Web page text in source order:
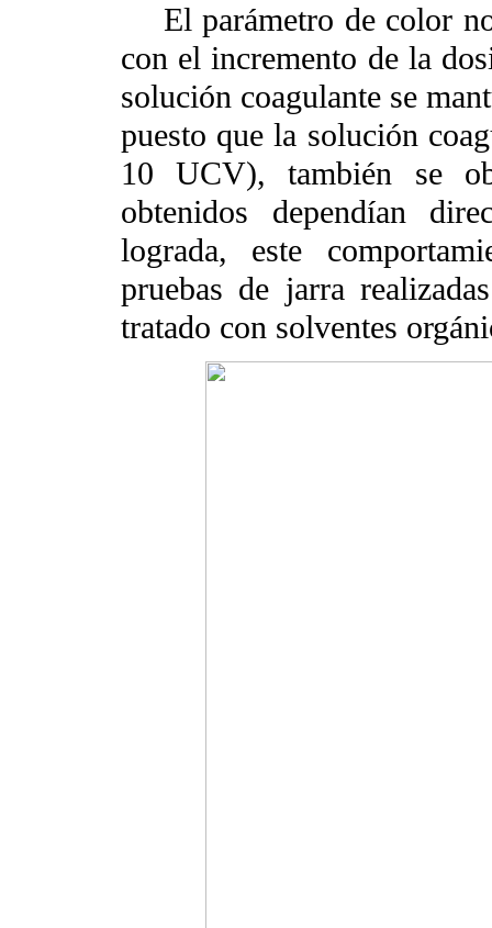
El parámetro de color
con el incremento de la
solución coagulante se
puesto que la solución
10 UCV), también se
obtenidos dependían
lograda, este
pruebas de jarra
tratado con solventes